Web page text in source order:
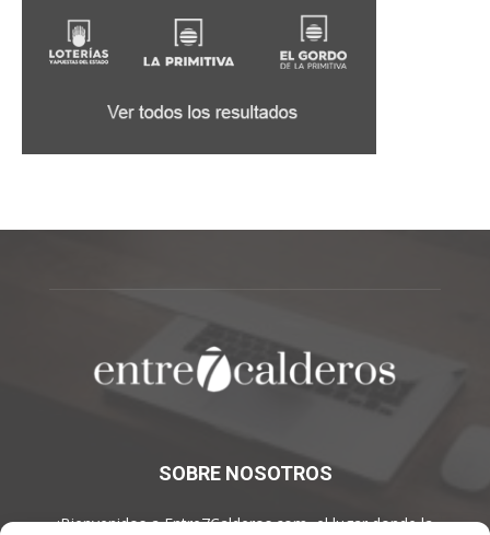
SOBRE NOSOTROS
¡Bienvenidos a Entre7Calderos.com, el lugar donde la